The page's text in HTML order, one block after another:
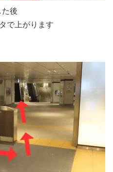
後
で上がります